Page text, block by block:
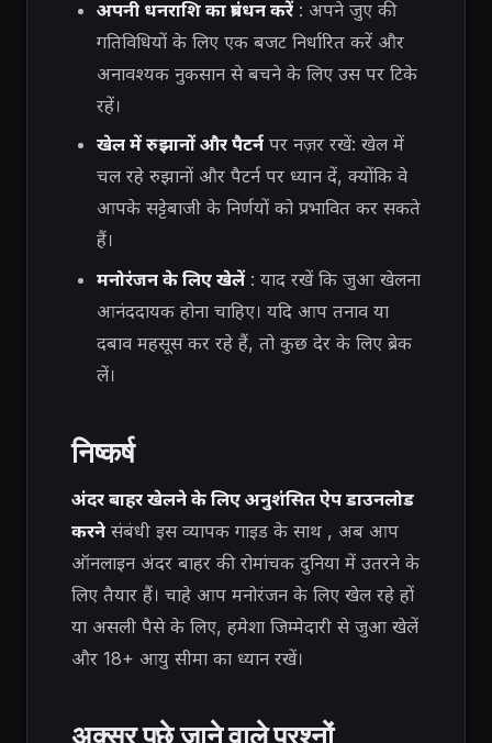
अपनी धनराशि का प्रबंधन करें: अपने जुए की
गतिविधियों के लिए एक बजट निर्धारित करें और
अनावश्यक नुकसान से बचने के लिए उस पर टिके
रहें।
खेल में रुझानों और पैटर्नपर नज़र रखें: खेल में
चल रहे रुझानों और पैटर्न पर ध्यान दें, क्योंकि वे
आपके सट्टेबाजी के निर्णयों को प्रभावित कर सकते
हैं।
मनोरंजन के लिए खेलें: याद रखें कि जुआ खेलना
आनंददायक होना चाहिए। यदि आप तनाव या
दबाव महसूस कर रहे हैं, तो कुछ देर के लिए ब्रेक
लें।
निष्कर्ष
अंदर बाहर खेलने के लिए अनुशंसित ऐप डाउनलोड
करने संबंधी इस व्यापक गाइड के साथ , अब आप
ऑनलाइन अंदर बाहर की रोमांचक दुनिया में उतरने के
लिए तैयार हैं। चाहे आप मनोरंजन के लिए खेल रहे हों
या असली पैसे के लिए, हमेशा जिम्मेदारी से जुआ खेलें
और 18+ आयु सीमा का ध्यान रखें।
अक्सर पूछे जाने वाले प्रश्नों